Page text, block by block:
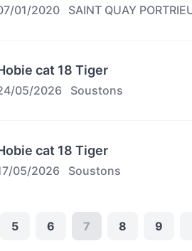
01/2020 SAINT QUAY
cat 18 Tiger
05/2026 Soustons
cat 18 Tiger
05/2026 Soustons
5 6 7 8 9